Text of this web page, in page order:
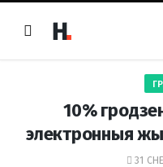
10%
электронныя
31